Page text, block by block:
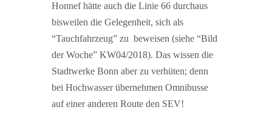
Honnef hätte auch die Linie 66 durchaus
bisweilen die Gelegenheit, sich als
“Tauchfahrzeug” zu beweisen (siehe “Bild
der Woche” KW04/2018). Das wissen die
Stadtwerke Bonn aber zu verhüten; denn
bei Hochwasser übernehmen Omnibusse
auf einer anderen Route den SEV!